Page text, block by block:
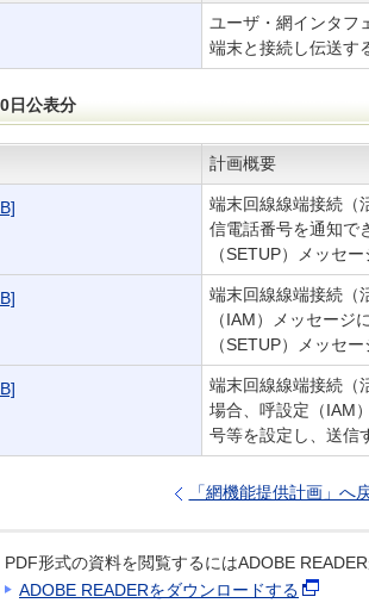
ユーザ・網インタフ
端末と接続し伝送す
日公表分
計画概要
端末回線線端接続（
信電話番号を通知で
（SETUP）メッセ
端末回線線端接続（
（IAM）メッセージ
（SETUP）メッセ
端末回線線端接続（
場合、呼設定（IAM
号等を設定し、送信
「網機能提供計画」へ
PDF形式の資料を閲覧するにはADOBE
ADOBE READERをダウンロードする